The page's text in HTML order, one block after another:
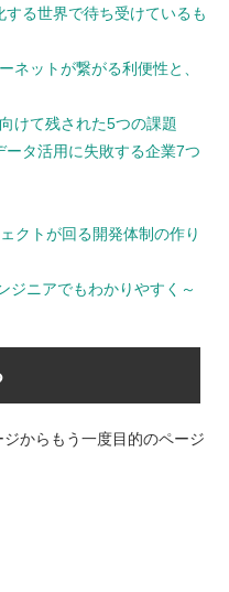
する世界で待ち受けているも
ネットが繋がる利便性と、
けて残された5つの課題
タ活用に失敗する企業7つ
クトが回る開発体制の作り
ジニアでもわかりやすく～
からもう一度目的のページ